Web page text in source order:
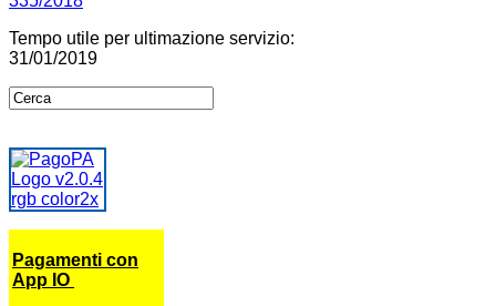
Tempo utile per ultimazione servizio:
31/01/2019
Pagamenti con
App IO